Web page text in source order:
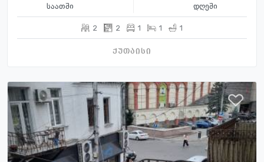
საათში
დღეში
2 2 1 1 1
ქუთაისი